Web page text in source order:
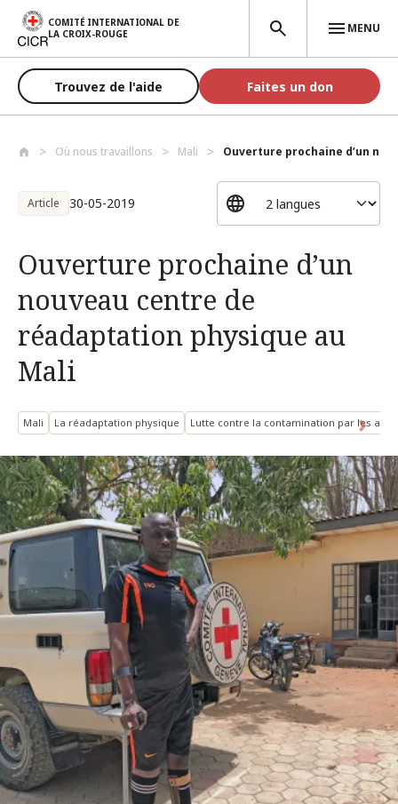
Aller au contenu principal
COMITÉ INTERNATIONAL DE
LA CROIX-ROUGE
MENU
Trouvez de l'aide Faites un don
Où nous travaillons Mali Ouverture prochaine d’un
Article 30-05-2019
Ouverture prochaine d’un
nouveau centre de
réadaptation physique au
Mali
Mali La réadaptation physique Lutte contre la contamination par les